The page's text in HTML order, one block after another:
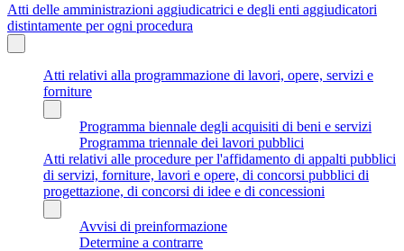
Atti delle amministrazioni aggiudicatrici e degli enti aggiudicatori
distintamente per ogni procedura
Atti relativi alla programmazione di lavori, opere, servizi e
forniture
Programma biennale degli acquisiti di beni e servizi
Programma triennale dei lavori pubblici
Atti relativi alle procedure per l'affidamento di appalti pubblici
di servizi, forniture, lavori e opere, di concorsi pubblici di
progettazione, di concorsi di idee e di concessioni
Avvisi di preinformazione
Determine a contrarre